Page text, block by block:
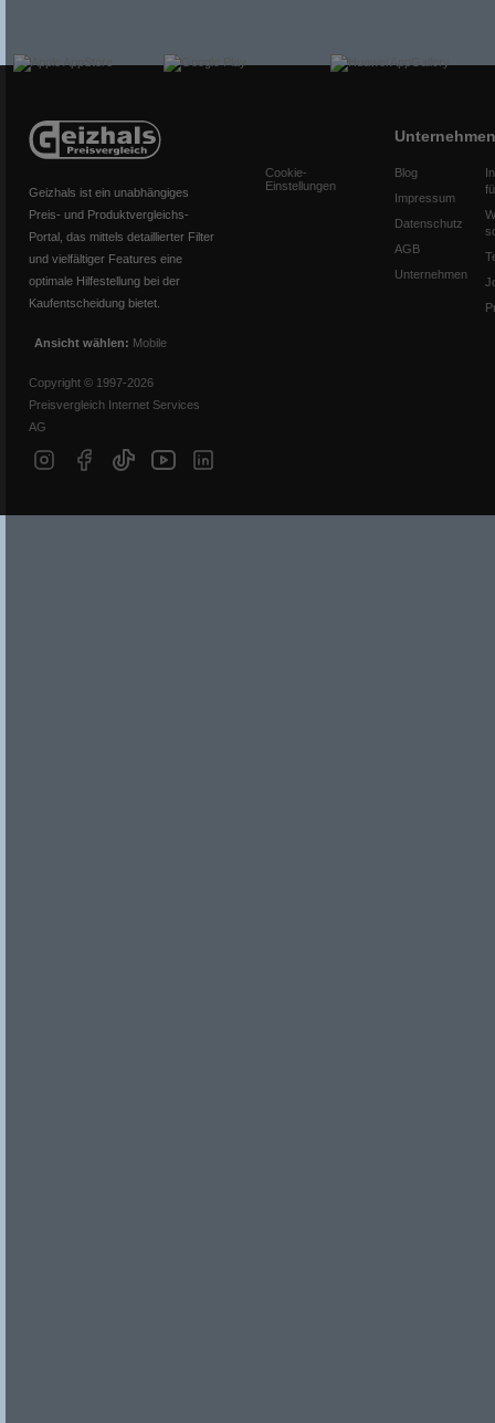
Geizhals ist ein unabhängiges
Preis- und Produktvergleichs-
Portal, das mittels detaillierter Filter
und vielfältiger Features eine
optimale Hilfestellung bei der
Kaufentscheidung bietet.
Ansicht wählen: Mobile
Copyright © 1997-2026
Preisvergleich Internet Services
AG
Cookie-
Einstellungen
Unternehmen
Blog
Impressum
Datenschutz
AGB
Unternehmen